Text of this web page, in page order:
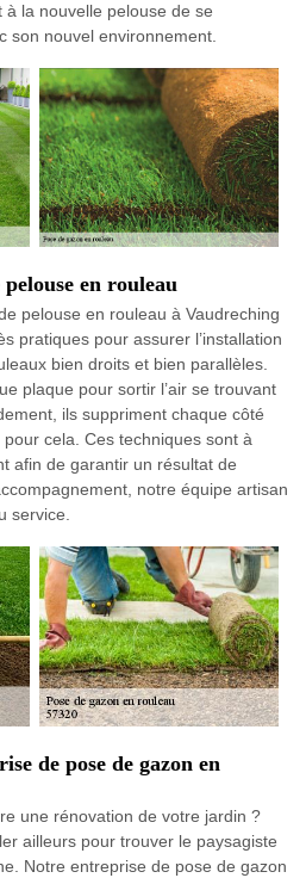
la nouvelle pelouse de se
son nouvel environnement.
en rouleau
pelouse en rouleau à Vaudreching
pratiques pour assurer l’installation
bien droits et bien parallèles.
plaque pour sortir l’air se trouvant
ils suppriment chaque côté
cela. Ces techniques sont à
afin de garantir un résultat de
notre équipe artisan
service.
de pose de gazon en
une rénovation de votre jardin ?
ailleurs pour trouver le paysagiste
Notre entreprise de pose de gazon